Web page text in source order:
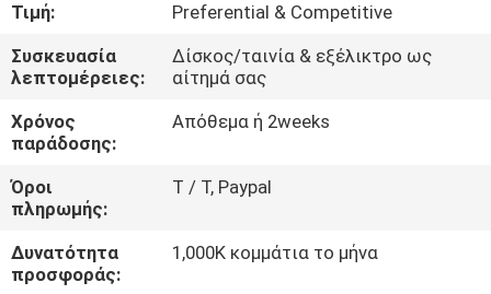
ΣΕ
ΕΠΑΦΉ
ΖΗΤΉΣΤΕ
ΈΝΑ
ΑΠΌΣΠΑΣΜΑ
Τιμή:
Preferential & Competitive
Συσκευασία
λεπτομέρειες:
Δίσκος/ταινία & εξέλικτρο ως
αίτημά σας
Χρόνος
παράδοσης:
Απόθεμα ή 2weeks
Όροι
πληρωμής:
T / Τ, Paypal
Δυνατότητα
προσφοράς:
1,000K κομμάτια το μήνα